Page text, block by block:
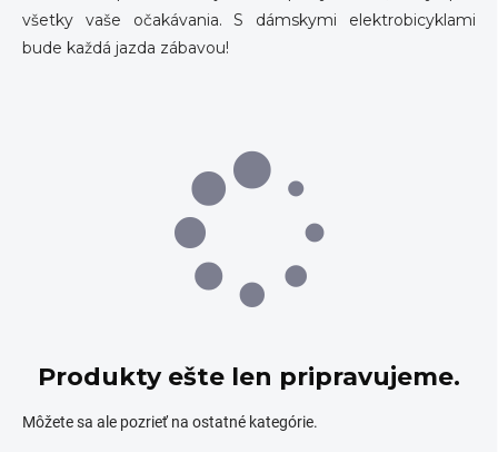
všetky vaše očakávania. S dámskymi elektrobicyklami
bude každá jazda zábavou!
Produkty ešte len pripravujeme.
Môžete sa ale pozrieť na ostatné kategórie.